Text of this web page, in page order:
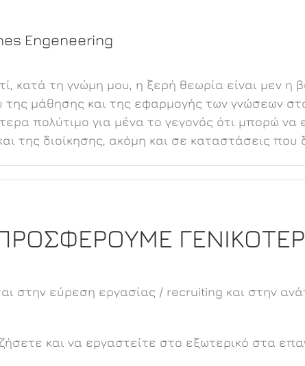
Engeneering
κατά τη γνώμη μου, η ξερή θεωρία είναι μεν
μάθησης και της εφαρμογής των γνώσεων
πολύτιμο για μένα το γεγονός ότι μπορώ
της διοίκησης, ακόμη και σε καταστάσεις που
στην εύρεση εργασίας / recruiting και στην
και να εργαστείτε στο εξωτερικό στα